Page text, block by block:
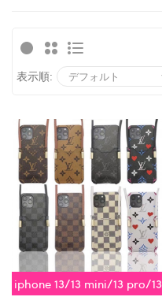
表示順:
iphone 13/13 mini/13 pro/13